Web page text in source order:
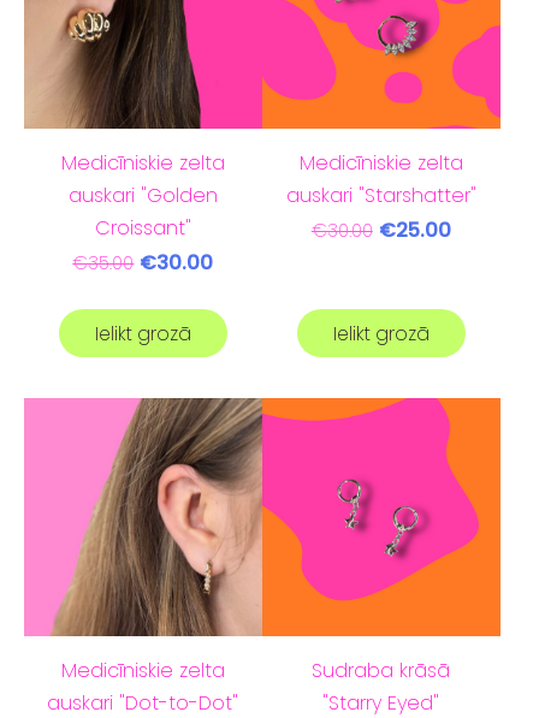
Medicīniskie zelta
auskari "Golden
Croissant"
€35.00 €30.00
Ielikt grozā
Medicīniskie zelta
auskari "Starshatter"
€30.00 €25.00
Ielikt grozā
Medicīniskie zelta
auskari "Dot-to-Dot"
Sudraba krāsā
"Starry Eyed"